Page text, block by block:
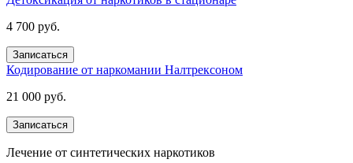
4 700 руб.
Записаться
Кодирование от наркомании Налтрексоном
21 000 руб.
Записаться
Лечение от синтетических наркотиков